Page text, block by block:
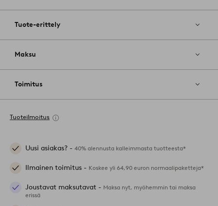
Tuote-erittely
Maksu
Toimitus
Tuoteilmoitus
Uusi asiakas? - 40% alennusta kalleimmasta tuotteesta*
Ilmainen toimitus - Koskee yli 64,90 euron normaalipaketteja*
Joustavat maksutavat - Maksa nyt, myöhemmin tai maksa
erissä